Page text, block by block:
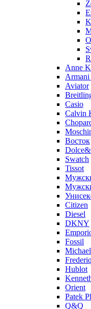
Anne
Armani
Aviator
Casio
Calvin
Восток
Swatch
Tissot
Citizen
Diesel
DKNY
Fossil
Hublot
Orient
Patek
Q&Q